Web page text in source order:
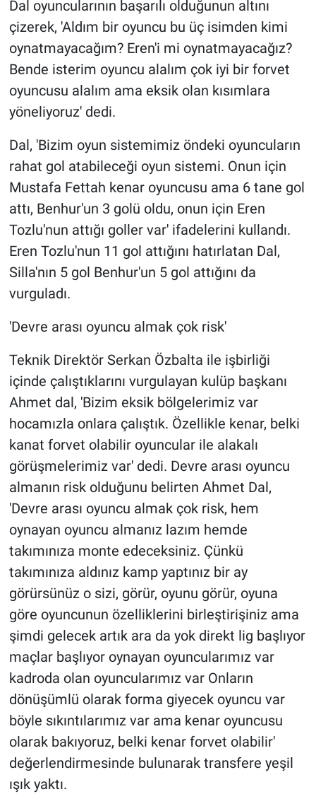
Dal oyuncularının başarılı olduğunun altını
çizerek, 'Aldım bir oyuncu bu üç isimden kimi
oynatmayacağım? Eren'i mi oynatmayacağız?
Bende isterim oyuncu alalım çok iyi bir forvet
oyuncusu alalım ama eksik olan kısımlara
yöneliyoruz' dedi.
Dal, 'Bizim oyun sistemimiz öndeki oyuncuların
rahat gol atabileceği oyun sistemi. Onun için
Mustafa Fettah kenar oyuncusu ama 6 tane gol
attı, Benhur'un 3 golü oldu, onun için Eren
Tozlu'nun attığı goller var' ifadelerini kullandı.
Eren Tozlu'nun 11 gol attığını hatırlatan Dal,
Silla'nın 5 gol Benhur'un 5 gol attığını da
vurguladı.
'Devre arası oyuncu almak çok risk'
Teknik Direktör Serkan Özbalta ile işbirliği
içinde çalıştıklarını vurgulayan kulüp başkanı
Ahmet dal, 'Bizim eksik bölgelerimiz var
hocamızla onlara çalıştık. Özellikle kenar, belki
kanat forvet olabilir oyuncular ile alakalı
görüşmelerimiz var' dedi. Devre arası oyuncu
almanın risk olduğunu belirten Ahmet Dal,
'Devre arası oyuncu almak çok risk, hem
oynayan oyuncu almanız lazım hemde
takımınıza monte edeceksiniz. Çünkü
takımınıza aldınız kamp yaptınız bir ay
görürsünüz o sizi, görür, oyunu görür, oyuna
göre oyuncunun özelliklerini birleştirişiniz ama
şimdi gelecek artık ara da yok direkt lig başlıyor
maçlar başlıyor oynayan oyuncularımız var
kadroda olan oyuncularımız var Onların
dönüşümlü olarak forma giyecek oyuncu var
böyle sıkıntılarımız var ama kenar oyuncusu
olarak bakıyoruz, belki kenar forvet olabilir'
değerlendirmesinde bulunarak transfere yeşil
ışık yaktı.